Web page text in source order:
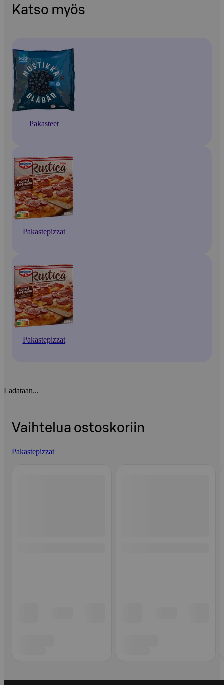
Katso myös
Pakasteet
Pakastepizzat
Pakastepizzat
Ladataan...
Vaihtelua ostoskoriin
Pakastepizzat